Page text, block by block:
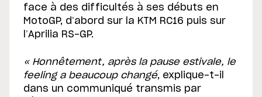
face à des difficultés à ses débuts en
MotoGP, d’abord sur la KTM RC16 puis sur
l’Aprilia RS-GP.
« Honnêtement, après la pause estivale, le
feeling a beaucoup changé, explique-t-il
dans un communiqué transmis par